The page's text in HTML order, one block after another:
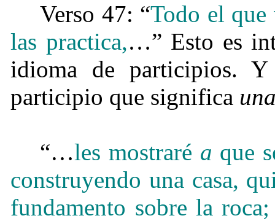
Verso 47: “Todo el
las practica,…” Esto es
idioma de participios.
participio que significa
“…les mostraré a que
construyendo una casa,
fundamento sobre la